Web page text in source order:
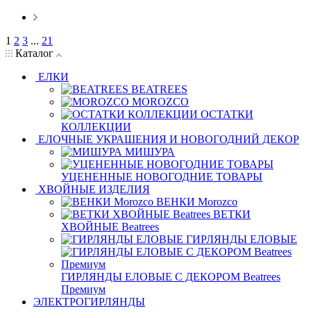
1 2 3 ... 21
Каталог
ЕЛКИ
BEATREES
MOROZCO
ОСТАТКИ
КОЛЛЕКЦИИ
ЕЛОЧНЫЕ УКРАШЕНИЯ И НОВОГОДНИЙ ДЕКОР
МИШУРА
УЦЕНЕННЫЕ НОВОГОДНИЕ ТОВАРЫ
ХВОЙНЫЕ ИЗДЕЛИЯ
ВЕНКИ Morozco
ВЕТКИ
ХВОЙНЫЕ Beatrees
ГИРЛЯНДЫ ЕЛОВЫЕ
ГИРЛЯНДЫ ЕЛОВЫЕ С ДЕКОРОМ Beatrees
Премиум
ЭЛЕКТРОГИРЛЯНДЫ